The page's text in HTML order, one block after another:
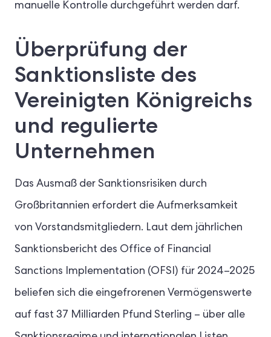
manuelle Kontrolle durchgeführt werden darf.
Überprüfung der
Sanktionsliste des
Vereinigten Königreichs
und regulierte
Unternehmen
Das Ausmaß der Sanktionsrisiken durch
Großbritannien erfordert die Aufmerksamkeit
von Vorstandsmitgliedern. Laut dem jährlichen
Sanktionsbericht des Office of Financial
Sanctions Implementation (OFSI) für 2024–2025
beliefen sich die eingefrorenen Vermögenswerte
auf fast 37 Milliarden Pfund Sterling – über alle